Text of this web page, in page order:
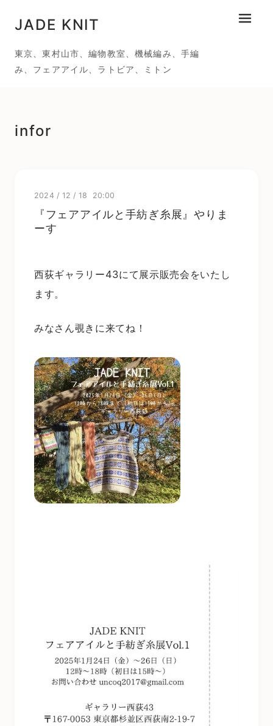
JADE KNIT
東京、東村山市、編物教室、機械編み、手編
み、フェアアイル、ラトビア、ミトン
メニュ
infor
2024 / 12 / 18 20:00
『フェアアイルと手紡ぎ糸展』やりま
ーす
西荻ギャラリー43にて展示販売会をいたし
ます。
みなさん覗きに来てね！